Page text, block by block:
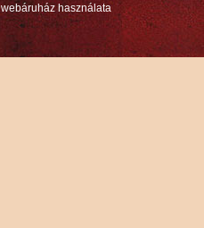
webáruház használata